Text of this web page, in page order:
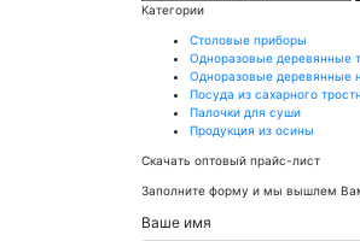
Категории
Столовые приборы
Одноразовые деревянные
Одноразовые деревянные
Посуда из сахарного
Палочки для суши
Продукция из осины
Скачать оптовый прайс-лист
Заполните форму и мы вышлем
Ваше имя